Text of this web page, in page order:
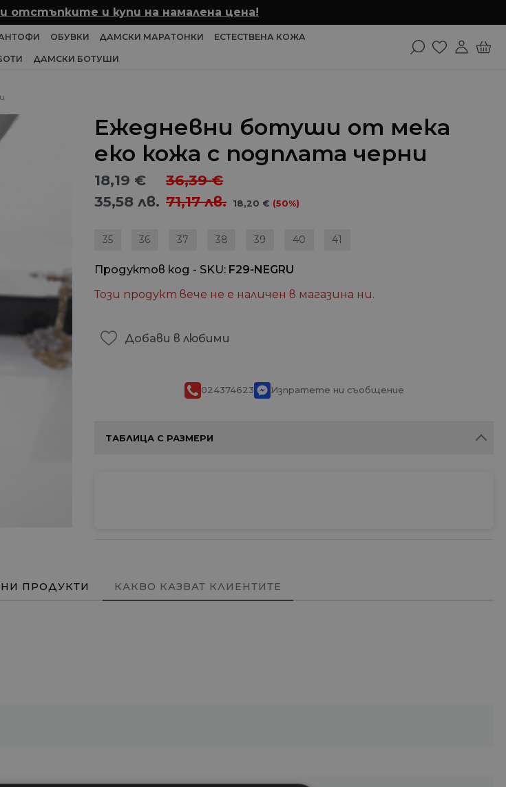
отстъпките и купи на намалена цена!
ОБУВКИ ДАМСКИ МАРАТОНКИ ЕСТЕСТВЕНА КОЖА
ДАМСКИ БОТУШИ
Ежедневни ботуши от мека
еко кожа с подплата черни
18,19 €
35,58 лв.
36,39€
71,17лв. 18,20 € (50%)
35 36 37 38 39 40 41
Продуктов код - SKU F29-NEGRU
Този продукт вече не е наличен в магазина ни.
Добави в любими
024374623 Изпратете ни съобщение
ТАБЛИЦА С РАЗМЕРИ
ПРОДУКТИ КАКВО КАЗВАТ КЛИЕНТИТЕ